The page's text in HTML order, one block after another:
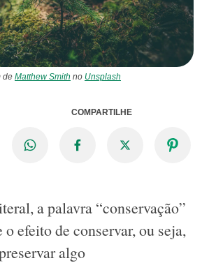
de Matthew Smith no Unsplash
COMPARTILHE
a palavra “conservação”
efeito de conservar, ou seja,
algo